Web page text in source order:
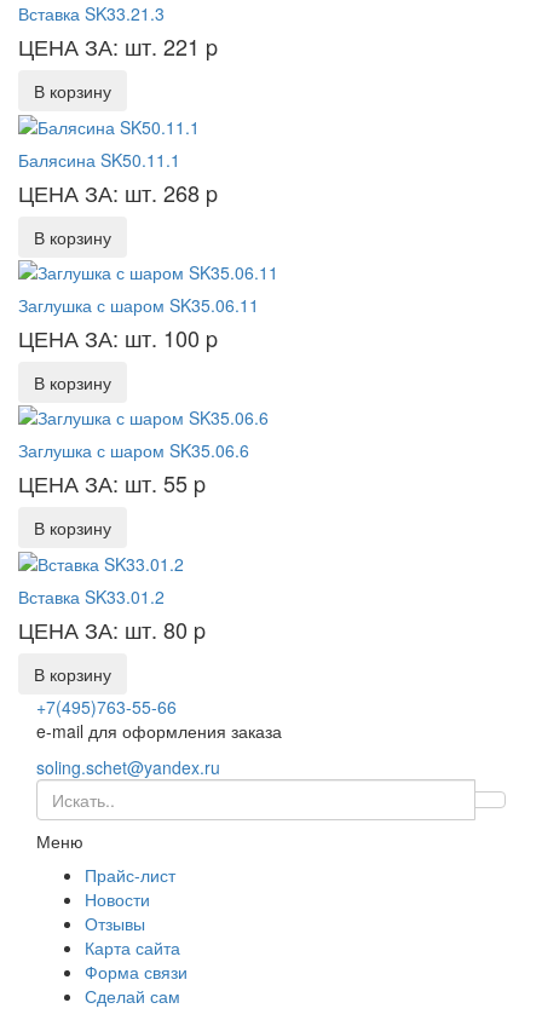
Вставка SK33.21.3
ЦЕНА ЗА: шт. 221 p
В корзину
Балясина SK50.11.1
ЦЕНА ЗА: шт. 268 p
В корзину
Заглушка с шаром SK35.06.11
ЦЕНА ЗА: шт. 100 p
В корзину
Заглушка с шаром SK35.06.6
ЦЕНА ЗА: шт. 55 p
В корзину
Вставка SK33.01.2
ЦЕНА ЗА: шт. 80 p
В корзину
+7(495)763-55-66
e-mail для оформления заказа
soling.schet@yandex.ru
Меню
Прайс-лист
Новости
Отзывы
Карта сайта
Форма связи
Сделай сам